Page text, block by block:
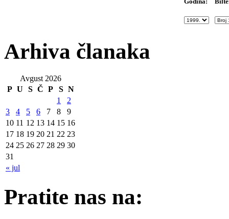
Arhiva članaka
Avgust 2026
P U S Č P S N
« jul
1
2
3
4 5 6 7 8
9
10 11 12 13 14 15 16
17 18 19 20 21 22 23
24 25 26 27 28 29 30
31
Pratite nas na: